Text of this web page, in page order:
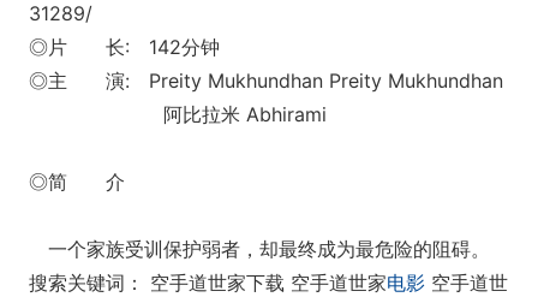
31289/
◎片 长: 142分钟
◎主 演: Preity Mukhundhan Preity Mukhundhan
阿比拉米 Abhirami
◎简 介
一个家族受训保护弱者，却最终成为最危险的阻碍。
搜索关键词： 空手道世家下载 空手道世家电影 空手道世